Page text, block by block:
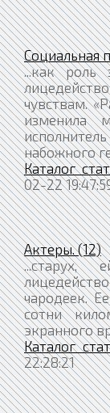
Социальная
...как роль
чувствам.
изменила
набожного
Каталог
02-22
Актеры. (12)
...старух,
чародеек.
сотни
экранного
Каталог
22:28:21